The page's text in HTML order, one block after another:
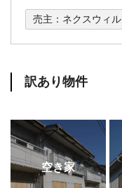
売主：ネクスウィル
訳あり物件
空き家